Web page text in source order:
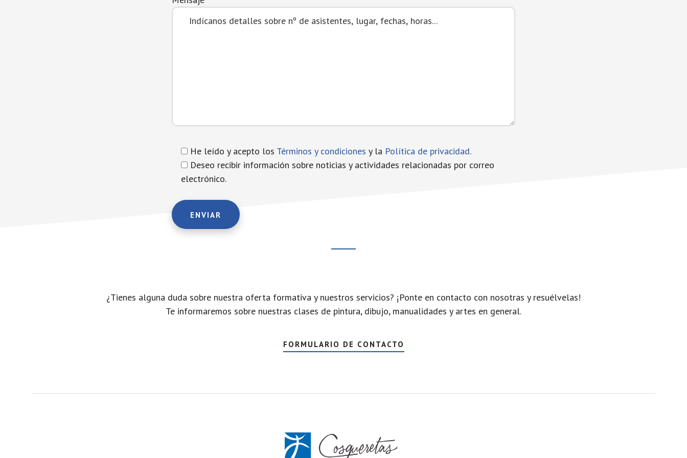
He leído y acepto los Términos y condiciones y la Política de privacidad.
Deseo recibir información sobre noticias y actividades relacionadas por correo
electrónico.
¿Tienes alguna duda sobre nuestra oferta formativa y nuestros servicios? ¡Ponte en contacto con nosotras y resuélvelas!
Te informaremos sobre nuestras clases de pintura, dibujo, manualidades y artes en general.
FORMULARIO DE CONTACTO